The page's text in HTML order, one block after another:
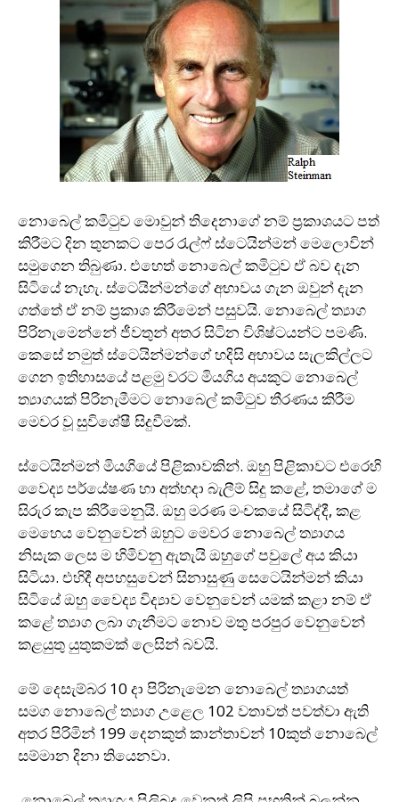
නොබෙල් කමිටුව මොවුන් තිදෙනාගේ නම් ප‍්‍රකාශයට පත්
කිරීමට දින තුනකට පෙර රැල්ෆ් ස්ටෙයින්මන් මෙලොවින්
සමුගෙන තිබුණා. එහෙත් නොබෙල් කමිටුව ඒ බව දැන
සිටියේ නැහැ. ස්ටෙයින්මන්ගේ අභාවය ගැන ඔවුන් දැන
ගත්තේ ඒ නම් ප‍්‍රකාශ කිරීමෙන් පසුවයි. නොබෙල් ත්‍යාග
පිරිනැමෙන්නේ ජීවතුන් අතර සිටින විශිෂ්ටයන්ට පමණි.
කෙසේ නමුත් ස්ටෙයින්මන්ගේ හදිසි අභාවය සැලකිල්ලට
ගෙන ඉතිහාසයේ පළමු වරට මියගිය අයකුට නොබෙල්
ත්‍යාගයක් පිරිනැමීමට නොබෙල් කමිටුව තීරණය කිරීම
මෙවර වූ සුවිශේෂී සිදුවීමක්.
ස්ටෙයින්මන් මියගියේ පිළිකාවකින්. ඔහු පිළිකාවට එරෙහි
වෛද්‍ය පර්යේෂණ හා අත්හදා බැලීම් සිදු කළේ, තමාගේ ම
සිරුර කැප කිරීමෙනුයි. ඔහු මරණ මංචකයේ සිටිද්දී, කළ
මෙහෙය වෙනුවෙන් ඔහුට මෙවර නොබෙල් ත්‍යාගය
නිසැක ලෙස ම හිමිවනු ඇතැයි ඔහුගේ පවුලේ අය කියා
සිටියා. එහිදී අපහසුවෙන් සිනාසුණු සෙටෙයින්මන් කියා
සිටියේ ඔහු වෛද්‍ය විද්‍යාව වෙනුවෙන් යමක් කළා නම් ඒ
කළේ ත්‍යාග ලබා ගැනීමට නොව මතු පරපුර වෙනුවෙන්
කළයුතු යුතුකමක් ලෙසින් බවයි.
මේ දෙසැම්බර 10 දා පිරිනැමෙන නොබෙල් ත්‍යාගයත්
සමග නොබෙල් ත්‍යාග උළෙල 102 වතාවත් පවත්වා ඇති
අතර පිරිමින් 199 දෙනකුත් කාන්තාවන් 10කුත් නොබෙල්
සම්මාන දිනා තියෙනවා.